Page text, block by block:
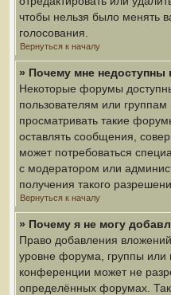
чтобы нельзя было менять
голосования.
Вернуться к началу
» Почему мне
Некоторые форумы
пользователям или
просматривать такие
оставлять сообщения,
может потребоваться
с модератором или
получения такого
Вернуться к началу
» Почему я не могу
Право добавления
уровне форума, группы или
конференции может не
определённых форумах.